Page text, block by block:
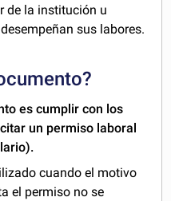
de la institución u
sus labores.
es cumplir con los
un permiso laboral
cuando el motivo
el permiso no se